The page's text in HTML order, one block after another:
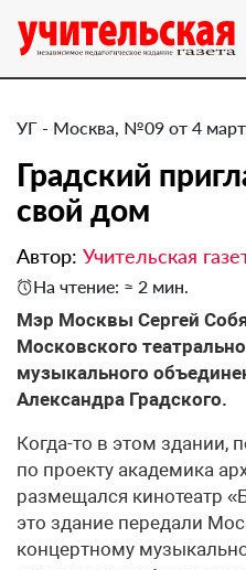
УГ - Москва, №09 от 4
Градский
свой дом
Автор: Учительская
На чтение: ≈ 2 мин.
​Мэр Москвы Сергей
Московского
музыкального
Александра Градского.
Когда-то в этом здании,
по проекту академика
размещался кинотеатр
это здание передали
концертному